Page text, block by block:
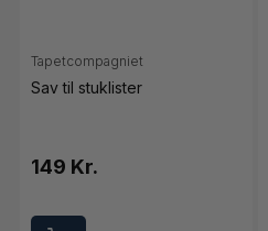
Tapetcompagniet
Sav til stuklister
149 Kr.